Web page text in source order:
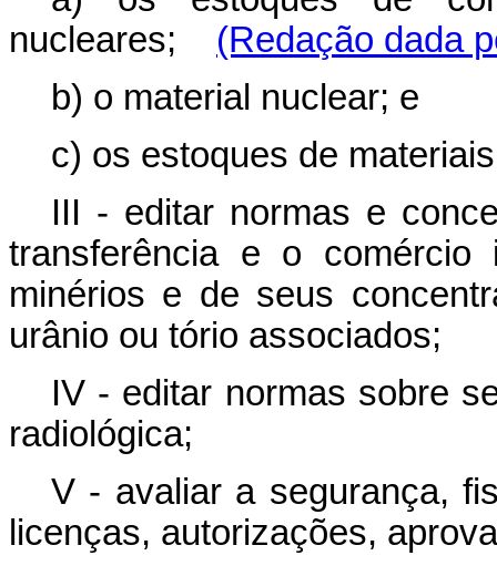
nucleares; (Redação dada
b) o material nuclear; e
c) os estoques de
III - editar normas e
transferência e o
minérios e de seus
urânio ou tório associados;
IV - editar normas sobre
radiológica;
V - avaliar a segurança,
licenças, autorizações,